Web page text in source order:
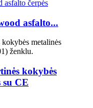
asfalto...
kokybės
su CE